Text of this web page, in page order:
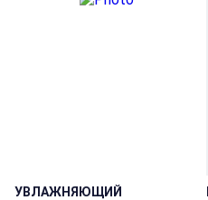
УВЛАЖНЯЮЩИЙ